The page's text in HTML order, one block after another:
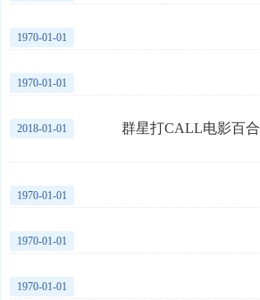
1970-01-01
1970-01-01
群星打CALL电影百
2018-01-01
1970-01-01
1970-01-01
1970-01-01